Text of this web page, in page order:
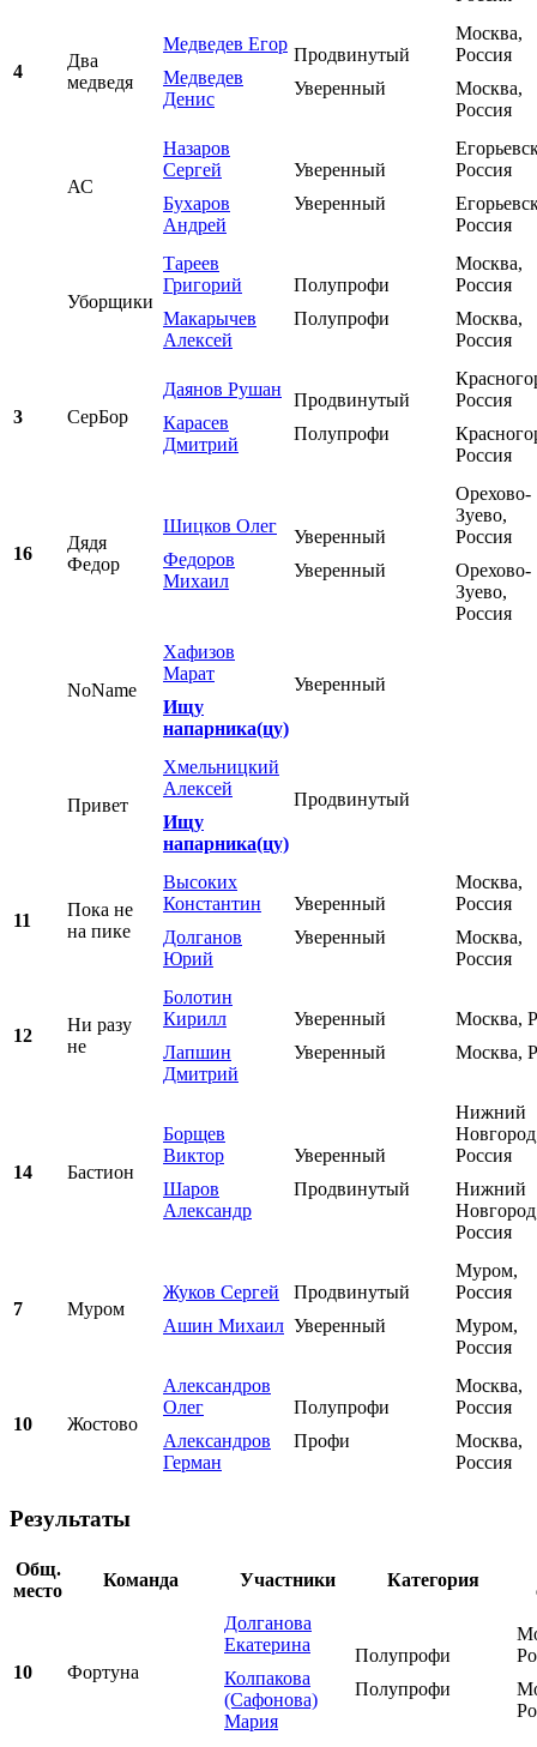
4
Два
медведя
Медведев Егор
Медведев
Денис
Продвинутый
Уверенный
Москва,
Россия
Москва,
Россия
АС
Назаров
Сергей
Бухаров
Андрей
Уверенный
Уверенный
Россия
Россия
Уборщики
Тареев
Григорий
Макарычев
Алексей
Полупрофи
Полупрофи
Москва,
Россия
Москва,
Россия
3 СерБор
Даянов Рушан
Карасев
Дмитрий
Продвинутый
Полупрофи
Россия
Россия
16
Дядя
Федор
Шицков Олег
Федоров
Михаил
Уверенный
Уверенный
Орехово-
Зуево,
Россия
Орехово-
Зуево,
Россия
NoName
Хафизов
Марат
Ищу
напарника(цу)
Уверенный
Привет
Хмельницкий
Алексей
Ищу
напарника(цу)
Продвинутый
11
Пока не
на пике
Высоких
Константин
Долганов
Юрий
Уверенный
Уверенный
Москва,
Россия
Москва,
Россия
12
Ни разу
не
Болотин
Кирилл
Лапшин
Дмитрий
Уверенный
Уверенный
Москва,
Москва,
14 Бастион
Борщев
Виктор
Шаров
Александр
Уверенный
Продвинутый
Нижний
Россия
Нижний
Россия
7 Муром
Жуков Сергей
Ашин Михаил
Продвинутый
Уверенный
Муром,
Россия
Муром,
Россия
10 Жостово
Александров
Олег
Александров
Герман
Полупрофи
Профи
Москва,
Россия
Москва,
Россия
Результаты
Общ.
место
Команда Участники Категория
10 Фортуна
Долганова
Екатерина
Колпакова
(Сафонова)
Мария
Полупрофи
Полупрофи